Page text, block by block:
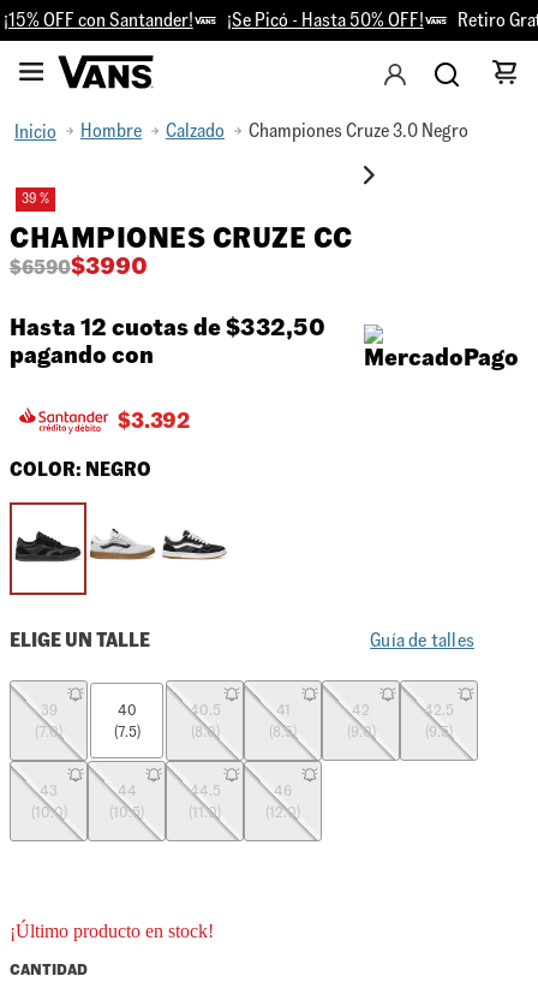
OFF con Santander! ¡Se Picó - Hasta 50% OFF! Retiro
Hombre Calzado Championes Cruze 3.0 Negro
39 %
CHAMPIONES CRUZE CC
$3990
$6590
Hasta 12 cuotas de$332,50
pagando con
$3.392
COLOR: NEGRO
ELIGE UN TALLE Guía de talles
39
(7.0)
40
(7.5)
40.5
(8.0)
41
(8.5)
42
(9.0)
42.5
(9.5)
43
(10.0)
44
(10.5)
44.5
(11.0)
46
(12.0)
¡Último producto en stock!
CANTIDAD